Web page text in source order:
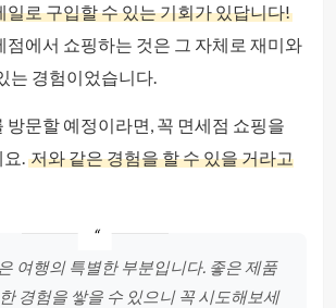
일로 구입할 수 있는 기회가 있답니다!
점에서 쇼핑하는 것은 그 자체로 재미와
는 경험이었습니다.
방문할 예정이라면, 꼭 면세점 쇼핑을
. 저와 같은 경험을 할 수 있을 거라고
여행의 특별한 부분입니다. 좋은 제품
경험을 쌓을 수 있으니 꼭 시도해보세